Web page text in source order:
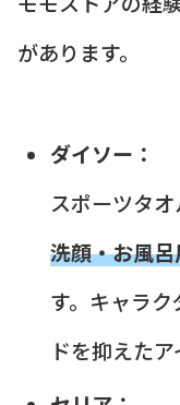
があります。
ダイソー：
スポーツタ
洗顔・お風
す。キャラ
ドを抑えた